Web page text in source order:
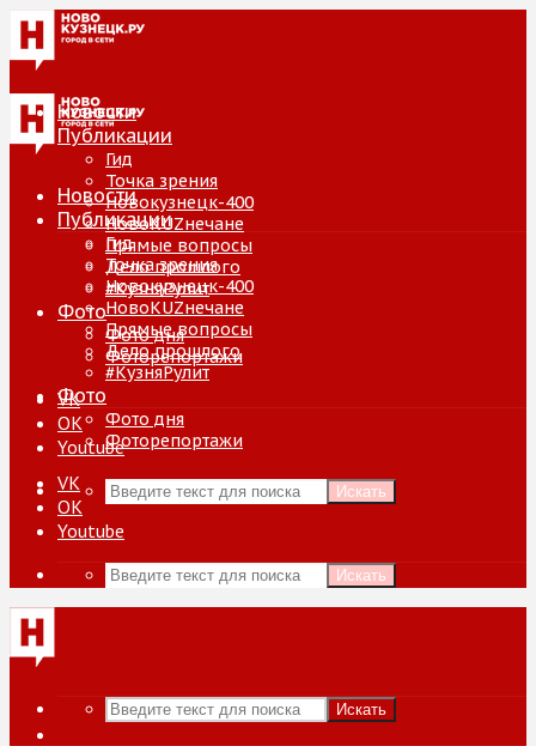
Новости
Публикации
Гид
Точка зрения
Новокузнецк-400
НовоKUZнечане
Прямые вопросы
Дело прошлого
#КузняРулит
Фото
Фото дня
Фоторепортажи
VK
ОК
Youtube
Искать
Новости
Публикации
Гид
Точка зрения
Новокузнецк-400
НовоKUZнечане
Прямые вопросы
Дело прошлого
#КузняРулит
Фото
Фото дня
Фоторепортажи
VK
ОК
Youtube
Искать
Искать